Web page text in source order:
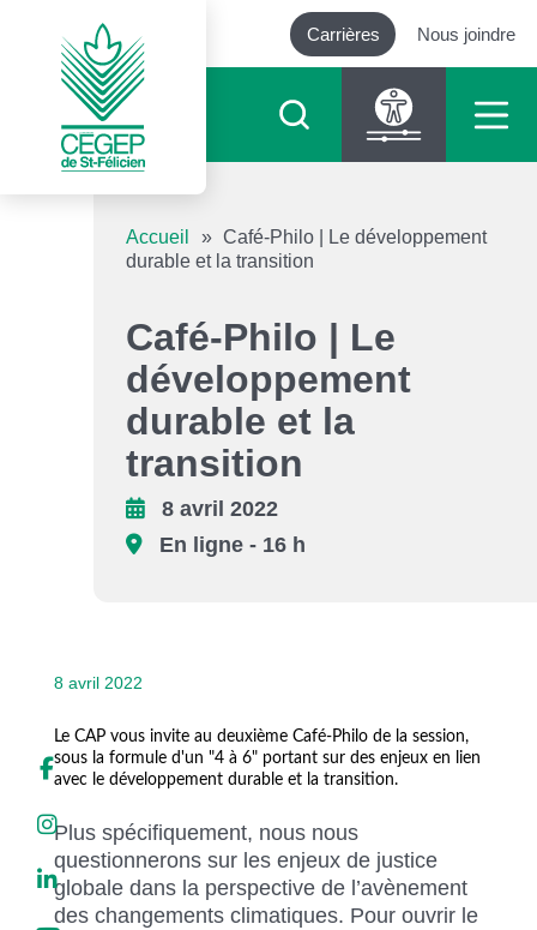
Carrières Nous joindre
Diminuer le texte
Niveau de gris
Liens soulignés
Réinitialiser
Accueil » Café-Philo | Le développement
durable et la transition
Café-Philo | Le
développement
durable et la
transition
8 avril 2022
En ligne - 16 h
8 avril 2022
Le CAP vous invite au deuxième Café-Philo de la session,
sous la formule d'un "4 à 6" portant sur des enjeux en lien
avec le développement durable et la transition.
Plus spécifiquement, nous nous
questionnerons sur les enjeux de justice
globale dans la perspective de l’avènement
des changements climatiques. Pour ouvrir le